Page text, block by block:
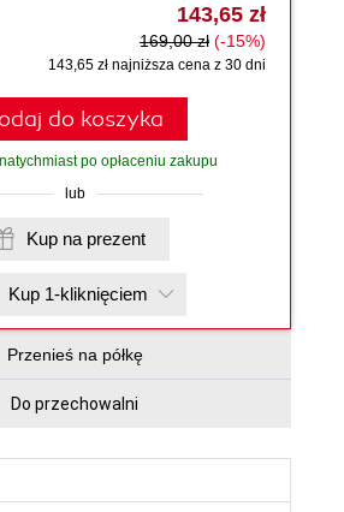
143,65 zł
169,00 zł (-15%)
143,65 zł najniższa cena z 30 dni
do koszyka
po opłaceniu zakupu
lub
Kup na prezent
Kup 1-kliknięciem
Przenieś na półkę
Do przechowalni